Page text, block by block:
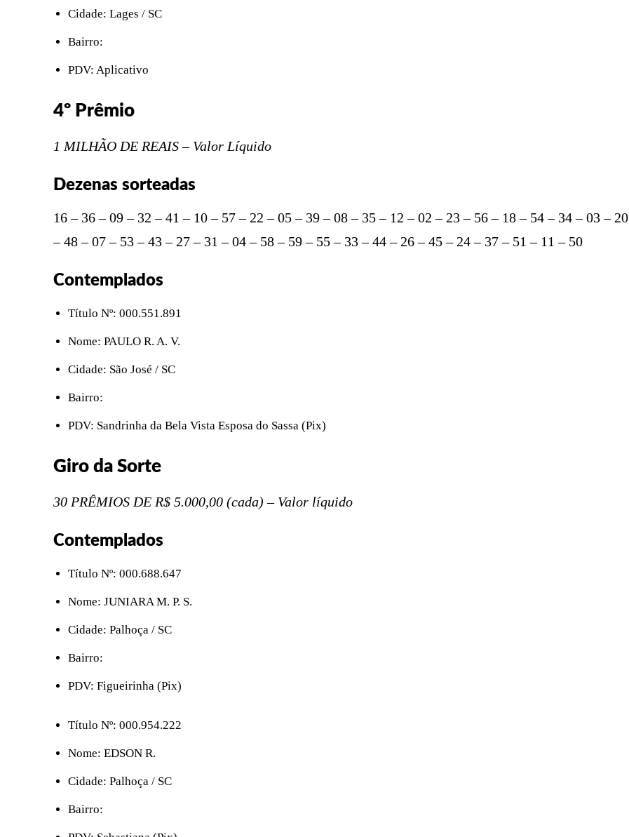
Cidade: Lages / SC
Bairro:
PDV: Aplicativo
4º Prêmio
1 MILHÃO DE REAIS – Valor Líquido
Dezenas sorteadas
16 – 36 – 09 – 32 – 41 – 10 – 57 – 22 – 05 – 39 – 08 – 35 – 12 – 02 – 23 – 56 – 18 – 54 – 34 – 03 – 20
– 48 – 07 – 53 – 43 – 27 – 31 – 04 – 58 – 59 – 55 – 33 – 44 – 26 – 45 – 24 – 37 – 51 – 11 – 50
Contemplados
Título Nº: 000.551.891
Nome: PAULO R. A. V.
Cidade: São José / SC
Bairro:
PDV: Sandrinha da Bela Vista Esposa do Sassa (Pix)
Giro da Sorte
30 PRÊMIOS DE R$ 5.000,00 (cada) – Valor líquido
Contemplados
Título Nº: 000.688.647
Nome: JUNIARA M. P. S.
Cidade: Palhoça / SC
Bairro:
PDV: Figueirinha (Pix)
Título Nº: 000.954.222
Nome: EDSON R.
Cidade: Palhoça / SC
Bairro: